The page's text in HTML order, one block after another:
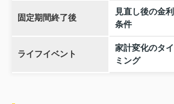
固定期間終了後
見直し後の金利
条件
ライフイベント
家計変化のタイ
ミング